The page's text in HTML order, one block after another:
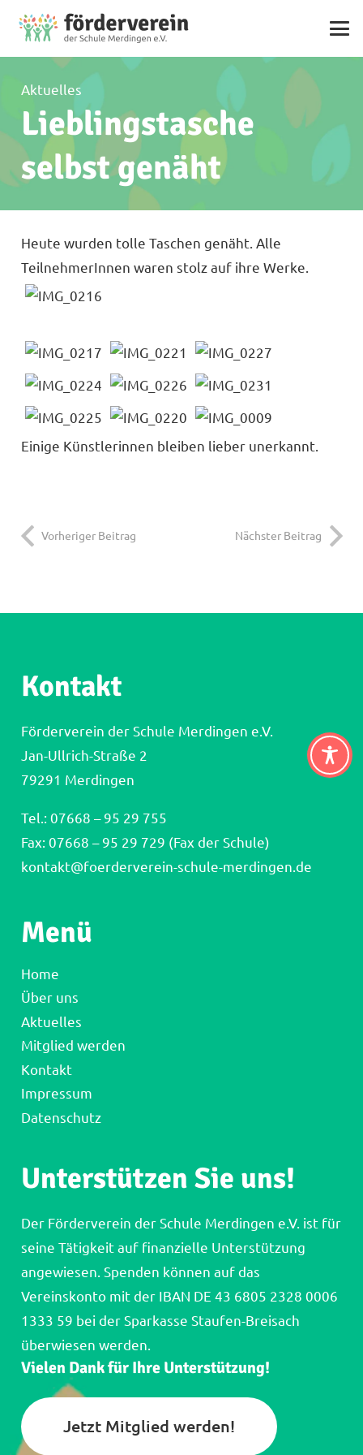
Aktuelles
Lieblingstasche
selbst genäht
Heute wurden tolle Taschen genäht. Alle
TeilnehmerInnen waren stolz auf ihre Werke.
Einige Künstlerinnen bleiben lieber unerkannt.
Vorheriger Beitrag Nächster Beitrag
Kontakt
Förderverein der Schule Merdingen e.V.
Jan-Ullrich-Straße 2
79291 Merdingen
Tel.: 07668 – 95 29 755
Fax: 07668 – 95 29 729 (Fax der Schule)
kontakt@foerderverein-schule-merdingen.de
Menü
Home
Über uns
Aktuelles
Mitglied werden
Kontakt
Impressum
Datenschutz
Unterstützen Sie uns!
Der Förderverein der Schule Merdingen e.V. ist für
seine Tätigkeit auf finanzielle Unterstützung
angewiesen. Spenden können auf das
Vereinskonto mit der IBAN DE 43 6805 2328 0006
1333 59 bei der Sparkasse Staufen-Breisach
überwiesen werden.
Vielen Dank für Ihre Unterstützung!
Jetzt Mitglied werden!